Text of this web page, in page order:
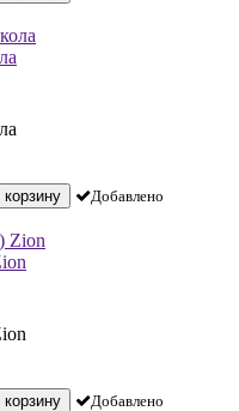
Добавлено
Добавлено